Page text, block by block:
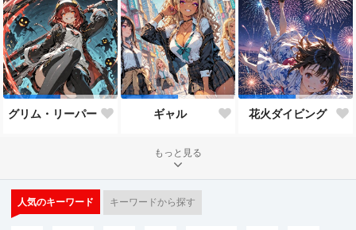
グリム・リーパー ギャル 花火ダイビング
もっと見る
人気のキーワード キーワードから探す